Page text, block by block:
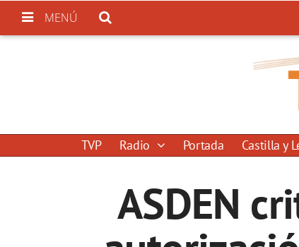
MENÚ
TVP Radio Portada Castilla y
ASDEN